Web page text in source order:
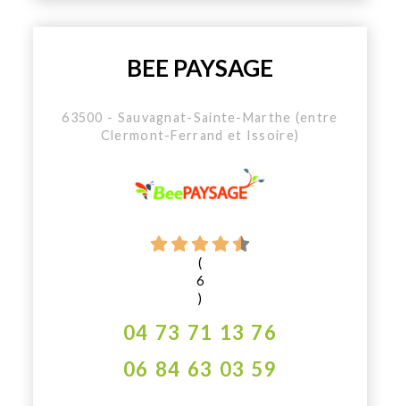
BEE PAYSAGE
63500 - Sauvagnat-Sainte-Marthe (entre
Clermont-Ferrand et Issoire)
(
6
)
04 73 71 13 76
06 84 63 03 59